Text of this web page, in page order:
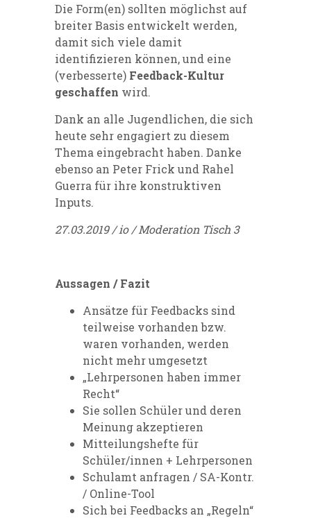
Die Form(en) sollten möglichst auf
breiter Basis entwickelt werden,
damit sich viele damit
identifizieren können, und eine
(verbesserte) Feedback-Kultur
geschaffen wird.
Dank an alle Jugendlichen, die sich
heute sehr engagiert zu diesem
Thema eingebracht haben. Danke
ebenso an Peter Frick und Rahel
Guerra für ihre konstruktiven
Inputs.
27.03.2019 / io / Moderation Tisch 3
Aussagen / Fazit
Ansätze für Feedbacks sind
teilweise vorhanden bzw.
waren vorhanden, werden
nicht mehr umgesetzt
„Lehrpersonen haben immer
Recht“
Sie sollen Schüler und deren
Meinung akzeptieren
Mitteilungshefte für
Schüler/innen + Lehrpersonen
Schulamt anfragen / SA-Kontr.
/ Online-Tool
Sich bei Feedbacks an „Regeln“